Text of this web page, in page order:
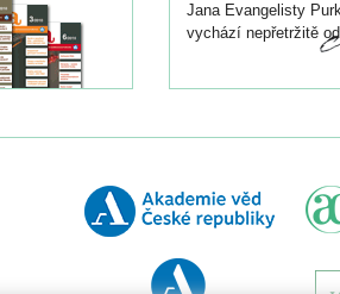
Jana Evangelisty
vychází nepřetržitě